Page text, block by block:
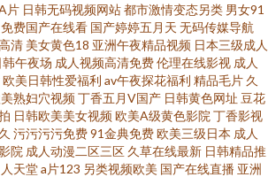
微拍 91国产 色网91 激情五月深爱激情网 岛国黄色
观看视频 91vv视频 色网址国产全资源在线 九九精品
内高清 91夫妻交友 亚洲先锋AV无码高清 深夜成人
堂视频 国产熟女精品在线 91在线观看免费 91视频
片 日韩无码视频网站都市激情变态另类 男女91
免费国产在线看 国产婷婷五月天 无码传媒导航
清 美女黄色18 亚洲午夜精品视频 日本三级成人
韩午夜场 成人视频高清免费伦理在线影视 成人
欧美日韩性爱福利 av午夜探花福利 精品毛片 久
熟妇穴视频丁香五月V国产 日韩黄色网址 豆花
日韩欧美美女视频欧美A级黄色影院 丁香影视
污污污污免费91金典免费欧美三级日本 成人
院 成人动漫二区三区 久草在线最新 日韩精品推
天堂a片123 另类视频欧美 国产在线直播 亚洲